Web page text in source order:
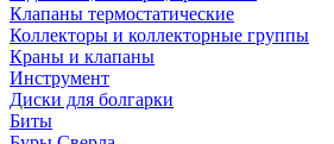
Клапаны термостатические
Коллекторы и коллекторные группы
Краны и клапаны
Инструмент
Диски для болгарки
Биты